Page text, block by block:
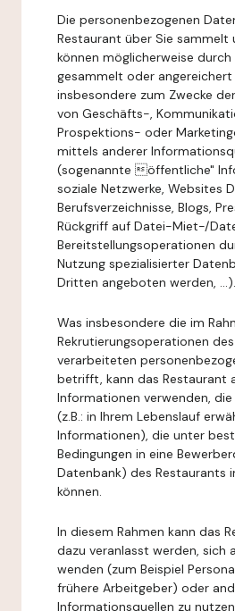
Die personenbezogenen
Restaurant über Sie sammelt
können möglicherweise
gesammelt oder angereichert
insbesondere zum Zwecke
von Geschäfts-,
Prospektions- oder
mittels anderer
(sogenannte öffentliche"
soziale Netzwerke, Websites
Berufsverzeichnisse, Blogs,
Rückgriff auf Datei-Miet-/
Bereitstellungsoperationen
Nutzung spezialisierter
Dritten angeboten werden, ...).
Was insbesondere die im
Rekrutierungsoperationen
verarbeiteten
betrifft, kann das Restaurant
Informationen verwenden,
(z.B.: in Ihrem Lebenslauf
Informationen), die unter
Bedingungen in eine
Datenbank) des Restaurants
können.
In diesem Rahmen kann das
dazu veranlasst werden, sich
wenden (zum Beispiel
frühere Arbeitgeber) oder
Informationsquellen zu